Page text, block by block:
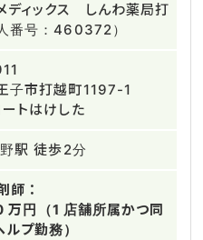
ディックス しんわ薬局打
番号：460372）
子市打越町1197-1
トはけした
駅 徒歩2分
：
円（1 店舗所属かつ同
プ勤務）